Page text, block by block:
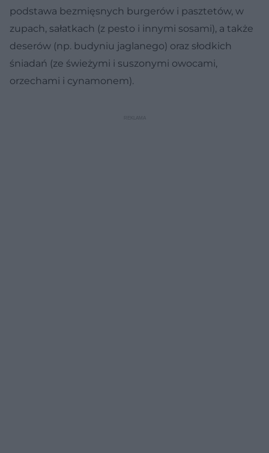
podstawa bezmięsnych burgerów i pasztetów, w
zupach, sałatkach (z pesto i innymi sosami), a także
deserów (np. budyniu jaglanego) oraz słodkich
śniadań (ze świeżymi i suszonymi owocami,
orzechami i cynamonem).